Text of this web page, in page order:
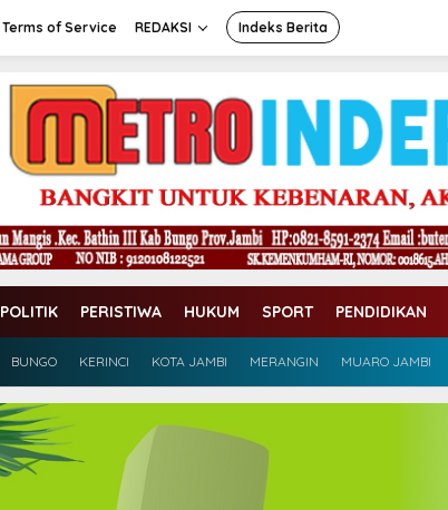
Terms of Service REDAKSI Indeks Berita
POLITIK PERISTIWA HUKUM SPORT PENDIDIKAN
BUNGO KERINCI KOTA JAMBI MERANGIN MUARO JAMBI